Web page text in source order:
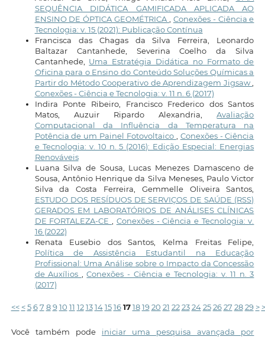
SEQUÊNCIA DIDÁTICA GAMIFICADA APLICADA AO
ENSINO DE ÓPTICA GEOMÉTRICA
Conexões - Ciência e
Tecnologia: v. 15 (2021): Publicação Contínua
Francisca das Chagas da Silva Ferreira, Leonardo
Baltazar Cantanhede, Severina Coelho da Silva
Cantanhede, Uma Estratégia Didática no Formato de
Oficina para o Ensino do Conteúdo Soluções Químicas a
Partir do Método Cooperativo de Aprendizagem Jigsaw
Conexões - Ciência e Tecnologia: v. 11 n. 6 (2017)
Indira Ponte Ribeiro, Francisco Frederico dos Santos
Matos, Auzuir Ripardo Alexandria,Avaliação
Computacional da Influência da Temperatura na
Potência de um Painel Fotovoltaico
Conexões - Ciência
e Tecnologia: v. 10 n. 5 (2016): Edição Especial: Energias
Renováveis
Luana Silva de Sousa, Lucas Menezes Damasceno de
Sousa, Antônio Henrique da Silva Meneses, Paulo Victor
Silva da Costa Ferreira, Gemmelle Oliveira Santos,
ESTUDO DOS RESÍDUOS DE SERVIÇOS DE SAÚDE (RSS)
GERADOS EM LABORATÓRIOS DE ANÁLISES CLÍNICAS
DE FORTALEZA-CE
Conexões - Ciência e Tecnologia: v.
16 (2022)
Renata Eusebio dos Santos, Kelma Freitas Felipe,
Política de Assistência Estudantil na Educação
Profissional: Uma Análise sobre o Impacto da Concessão
de Auxílios
,Conexões - Ciência e Tecnologia: v. 11 n. 3
(2017)
<< < 5 6 7 8 9 10 11 12 13 14 15 16 17 18 19 20 21 22 23 24 25 26 27 28 29 >
Você também pode iniciar uma pesquisa avançada por